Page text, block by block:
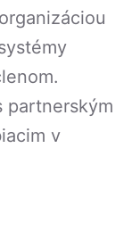
partnerským
v